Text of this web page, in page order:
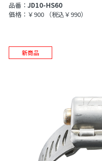
品番： JD10-HS60
価格：￥900
（税込￥990）
新商品